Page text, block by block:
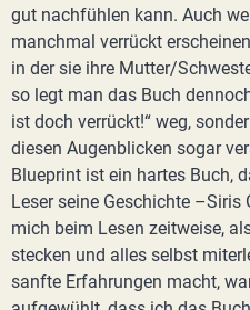
gut nachfühlen kann. Auch
manchmal verrückt
in der sie ihre Mutter/
so legt man das Buch
ist doch verrückt!“ weg,
diesen Augenblicken sogar
Blueprint ist ein hartes Buch,
Leser seine Geschichte
mich beim Lesen zeitweise,
stecken und alles selbst
sanfte Erfahrungen macht,